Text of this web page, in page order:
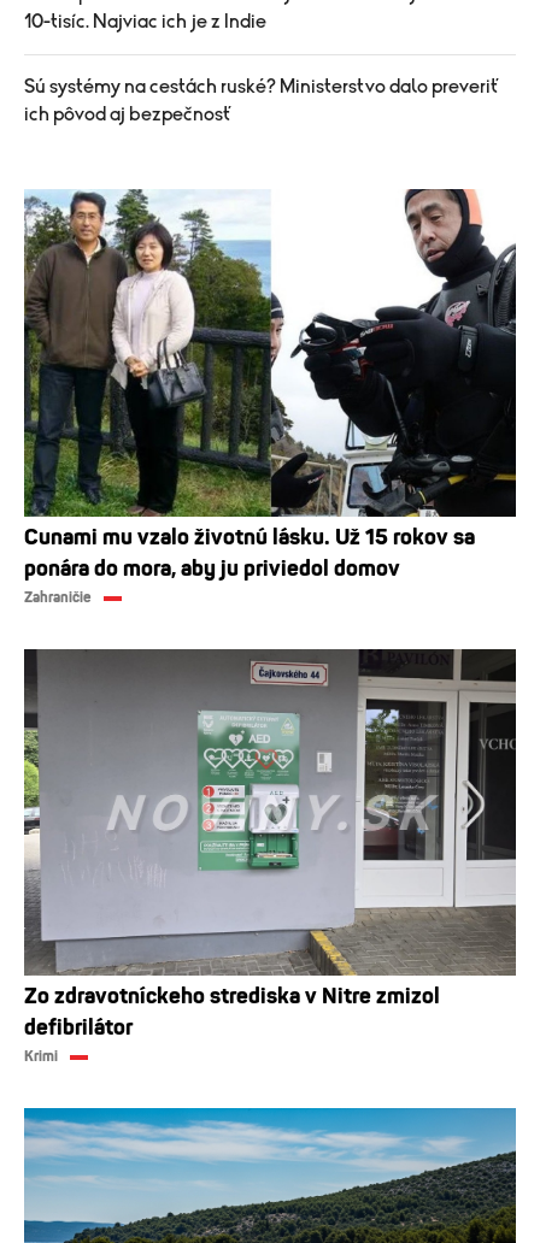
10-tisíc. Najviac ich je z Indie
Sú systémy na cestách ruské? Ministerstvo dalo preveriť
ich pôvod aj bezpečnosť
Cunami mu vzalo životnú lásku. Už 15 rokov sa
ponára do mora, aby ju priviedol domov
Zahraničie
Zo zdravotníckeho strediska v Nitre zmizol
defibrilátor
Krimi